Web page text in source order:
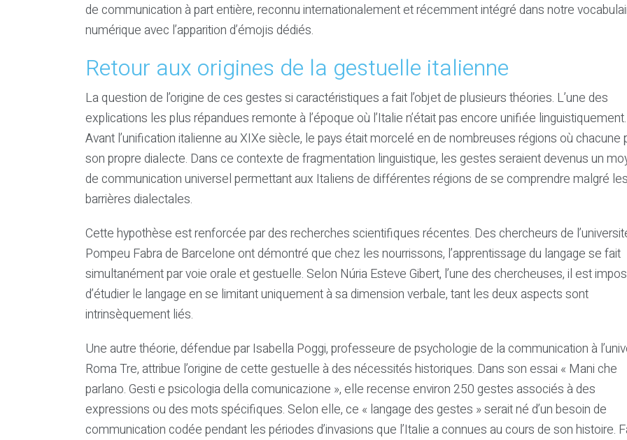
de communication à part entière, reconnu internationalement et récemment intégré dans notre
numérique avec l’apparition d’émojis dédiés.
Retour aux origines de la gestuelle italienne
La question de l’origine de ces gestes si caractéristiques a fait l’objet de plusieurs théories. L’une des
explications les plus répandues remonte à l’époque où l’Italie n’était pas encore unifiée linguistiquement.
Avant l’unification italienne au XIXe siècle, le pays était morcelé en de nombreuses régions où chacune
son propre dialecte. Dans ce contexte de fragmentation linguistique, les gestes seraient devenus un
de communication universel permettant aux Italiens de différentes régions de se comprendre malgré les
barrières dialectales.
Cette hypothèse est renforcée par des recherches scientifiques récentes. Des chercheurs de
Pompeu Fabra de Barcelone ont démontré que chez les nourrissons, l’apprentissage du langage se fait
simultanément par voie orale et gestuelle. Selon Núria Esteve Gibert, l’une des chercheuses, il est
d’étudier le langage en se limitant uniquement à sa dimension verbale, tant les deux aspects sont
intrinsèquement liés.
Une autre théorie, défendue par Isabella Poggi, professeure de psychologie de la communication à
Roma Tre, attribue l’origine de cette gestuelle à des nécessités historiques. Dans son essai « Mani che
parlano. Gesti e psicologia della comunicazione », elle recense environ 250 gestes associés à des
expressions ou des mots spécifiques. Selon elle, ce « langage des gestes » serait né d’un besoin de
communication codée pendant les périodes d’invasions que l’Italie a connues au cours de son histoire.